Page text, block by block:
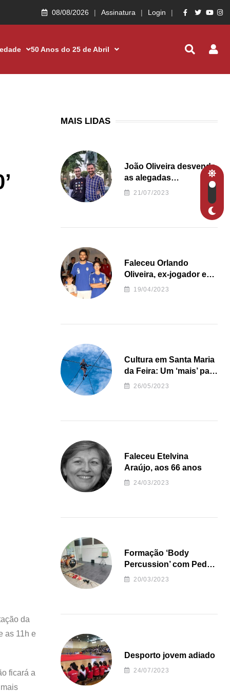
08/08/2026 Assinatura Login
50 Anos do 25 de Abril
da
as 11h e
ficará a
MAIS LIDAS
João Oliveira desvenda
as alegadas
irregularidades da
Junta de Freguesia S.
21/07/2023
Faleceu Orlando
Oliveira, ex-jogador e
treinador da formação
19/04/2023
Cultura em Santa Maria
da Feira: Um ‘mais’ para
o Concelho
26/05/2023
Faleceu Etelvina
Araújo, aos 66 anos
24/03/2023
Formação ‘Body
Percussion’ com Pedro
Almeida
20/03/2023
Desporto jovem adiado
24/07/2023